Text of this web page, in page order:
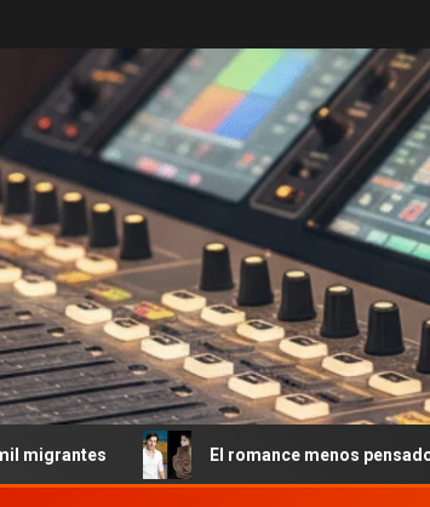
El romance menos pensado: Roberto